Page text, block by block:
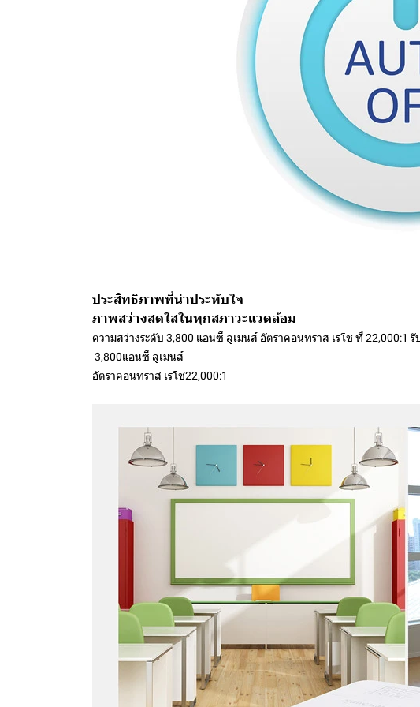
ประสิทธิภาพที่น่าประทับใจ
ภาพสว่างสดใสในทุกสภาวะแวดล้อม
ความสว่างระดับ 3,800 แอนซี่ ลูเมนส์ อัตราคอนทราส เรโช ที่
3,800แอนซี่ ลูเมนส์
อัตราคอนทราส เรโช22,000:1